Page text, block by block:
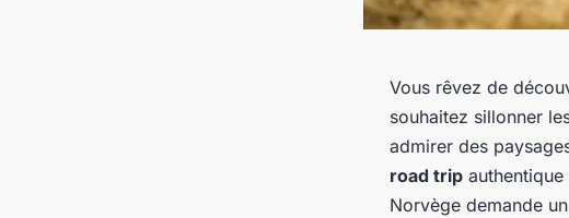
Vous rêvez de
souhaitez sillonner
admirer des
road trip
Norvège demande